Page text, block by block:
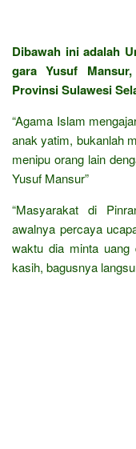
Dibawah ini adalah
gara Yusuf
Provinsi Sulawesi
“Agama Islam
anak yatim, bukanlah
menipu orang lain
Yusuf Mansur”
“Masyarakat di
awalnya percaya
waktu dia minta uang
kasih, bagusnya